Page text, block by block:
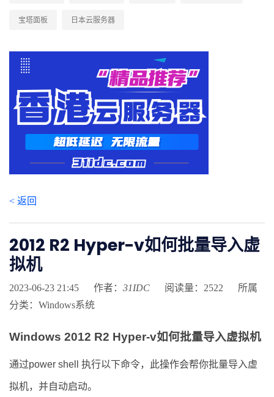
宝塔面板 日本云服务器
< 返回
2012 R2 Hyper-v如何批量导入虚
拟机
2023-06-23 21:45 作者： 31IDC 阅读量：2522
所属
分类：Windows系统
Windows 2012 R2 Hyper-v如何批量导入虚拟机
通过power shell 执行以下命令，此操作会帮你批量导入虚
拟机，并自动启动。